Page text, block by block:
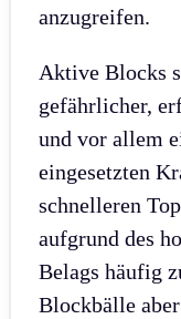
anzugreifen.
Aktive Blocks
gefährlicher,
und vor allem
eingesetzten
schnelleren
aufgrund des
Belags häufig
Blockbälle